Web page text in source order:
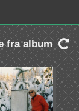
fra album 